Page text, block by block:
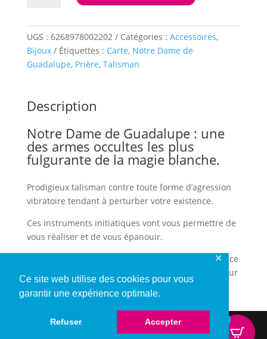
Ce site web utilise des cookies pour vous
garantir une expérience optimale.
Refuser Accepter
✕
de
Notre
Dame
UGS : 6268978002202 Catégories : Accessoires,
Bijoux
Étiquettes : Carte, Notre Dame de
Guadalupe, Prière, Talisman
Description
Notre Dame de Guadalupe : une
des armes occultes les plus
fulgurante de la magie blanche.
Prodigieux talisman contre toute forme d’agression
vibratoire tendant à perturber votre existence.
Ces instruments initiatiques vont vous permettre de
vous réaliser et de vous épanouir.
La prière est ici portée par un support visuel efficace
qui vous permet de canaliser toute votre énergie sur
le but à atteindre.